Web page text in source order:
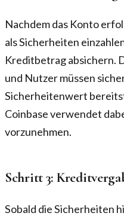
Nachdem das Konto
als Sicherheiten
Kreditbetrag absichern.
und Nutzer müssen
Sicherheitenwert
Coinbase verwendet
vorzunehmen.
Schritt 3:
Sobald die Sicherheiten